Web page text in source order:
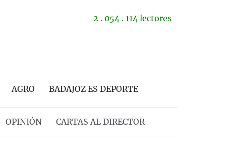
2 . 054 . 114 lectores
AGRO BADAJOZ ES DEPORTE
OPINIÓN CARTAS AL DIRECTOR